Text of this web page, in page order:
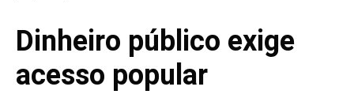
Dinheiro público exige
acesso popular